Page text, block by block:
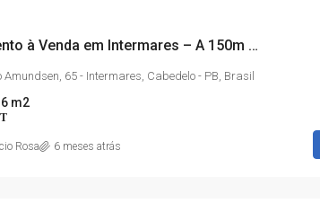
Apartamento à Venda em Intermares – A 150m do Mar!
Amundsen, 65 - Intermares, Cabedelo - PB, Brasil
m2
Rosa 6 meses atrás